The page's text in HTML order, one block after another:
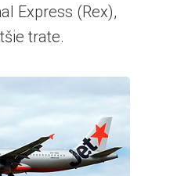
Express (Rex),
trate.